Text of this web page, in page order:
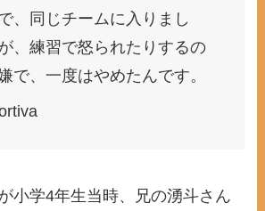
、同じチームに入りまし
、練習で怒られたりするの
で、一度はやめたんです。
小学4年生当時、兄の湧斗さん